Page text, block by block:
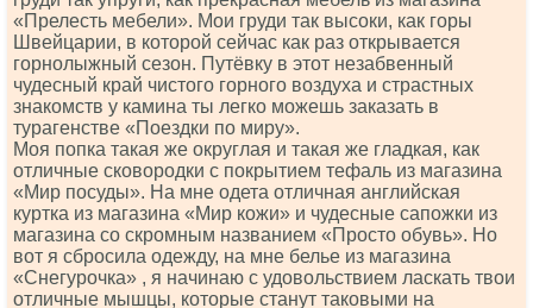
«Прелесть мебели». Мои груди так высоки, как горы
Швейцарии, в которой сейчас как раз открывается
горнолыжный сезон. Путёвку в этот незабвенный
чудесный край чистого горного воздуха и страстных
знакомств у камина ты легко можешь заказать в
турагенстве «Поездки по миру».
Моя попка такая же округлая и такая же гладкая, как
отличные сковородки с покрытием тефаль из магазина
«Мир посуды». На мне одета отличная английская
куртка из магазина «Мир кожи» и чудесные сапожки из
магазина со скромным названием «Просто обувь». Но
вот я сбросила одежду, на мне белье из магазина
«Снегурочка» , я начинаю с удовольствием ласкать твои
отличные мышцы, которые станут таковыми на